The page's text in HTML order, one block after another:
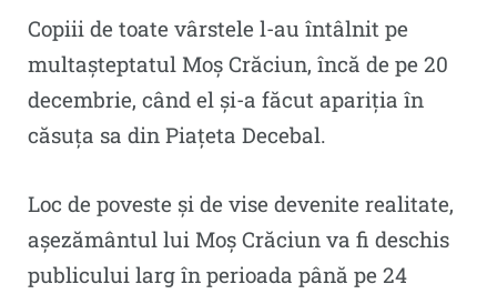
Copiii de toate vârstele l-au întâlnit pe
multașteptatul Moș Crăciun, încă de pe 20
decembrie, când el și-a făcut apariția în
căsuța sa din Piațeta Decebal.
Loc de poveste și de vise devenite realitate,
așezământul lui Moș Crăciun va fi deschis
publicului larg în perioada până pe 24